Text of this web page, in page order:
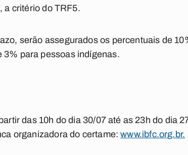
a critério do TRF5.
serão assegurados os percentuais de
para pessoas indígenas.
das 10h do dia 30/07 até as 23h do dia
organizadora do certame:www.ibfc.org.br.